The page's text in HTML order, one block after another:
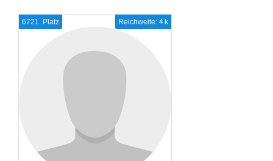
Reichweite: 4 k
6721. Platz